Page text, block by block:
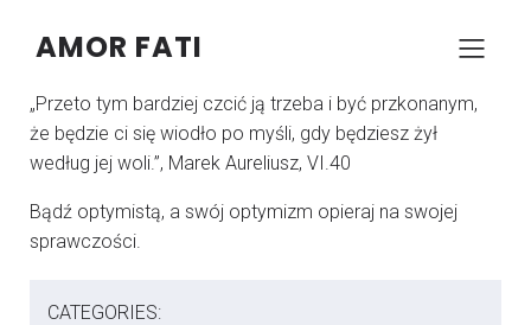
AMOR FATI
KONRAD SZCZYPCZYK
„Przeto tym bardziej czcić ją trzeba i być przkonanym,
że będzie ci się wiodło po myśli, gdy będziesz żył
według jej woli.”, Marek Aureliusz, VI.40
Bądź optymistą, a swój optymizm opieraj na swojej
sprawczości.
CATEGORIES: